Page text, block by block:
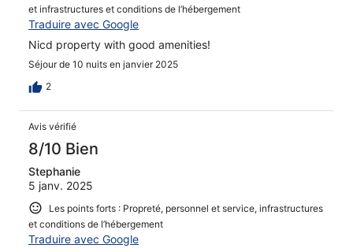
et infrastructures et conditions de l’hébergement
Traduire avec Google
Nicd property with good amenities!
Séjour de 10 nuits en janvier 2025
2
Avis vérifié
8/10 Bien
Stephanie
5 janv. 2025
Les points forts : Propreté, personnel et service, infrastructures
et conditions de l’hébergement
Traduire avec Google